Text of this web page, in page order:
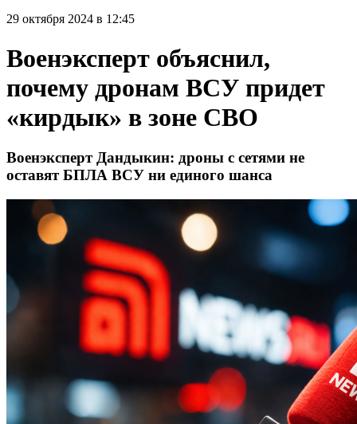
29 октября 2024 в 12:45
Военэксперт объяснил,
почему дронам ВСУ придет
«кирдык» в зоне СВО
Военэксперт Дандыкин: дроны с сетями не
оставят БПЛА ВСУ ни единого шанса